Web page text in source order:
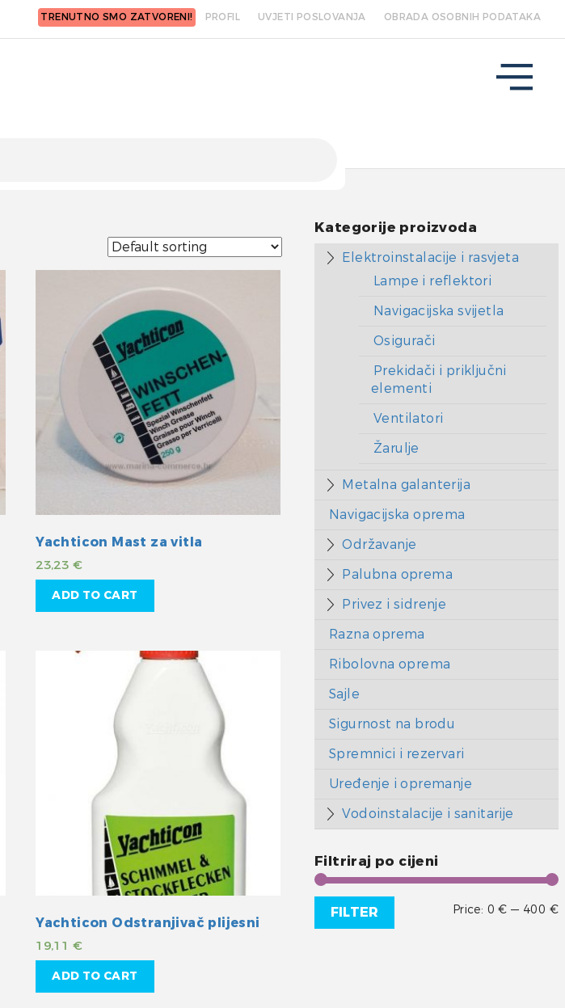
TRENUTNO SMO ZATVORENI! PROFIL UVJETI POSLOVANJA OBRADA OSOBNIH PODATAKA
Yachticon Mast za vitla
23,23 €
ADD TO CART
Yachticon Odstranjivač plijesni
19,11 €
ADD TO CART
Kategorije proizvoda
Elektroinstalacije i rasvjeta
Lampe i reflektori
Navigacijska svijetla
Osigurači
Prekidači i priključni
elementi
Ventilatori
Žarulje
Metalna galanterija
Navigacijska oprema
Održavanje
Palubna oprema
Privez i sidrenje
Razna oprema
Ribolovna oprema
Sajle
Sigurnost na brodu
Spremnici i rezervari
Uređenje i opremanje
Vodoinstalacije i sanitarije
Filtriraj po cijeni
FILTER Price: 0 € — 400 €